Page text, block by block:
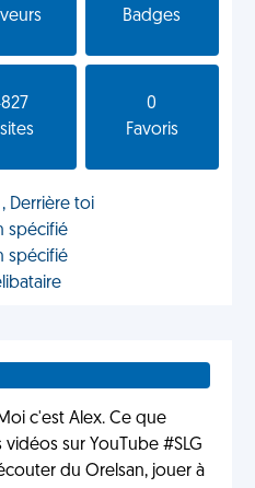
Badges
0
Favoris
Derrière toi
spécifié
spécifié
c'est Alex. Ce que
sur YouTube #SLG
du Orelsan, jouer à